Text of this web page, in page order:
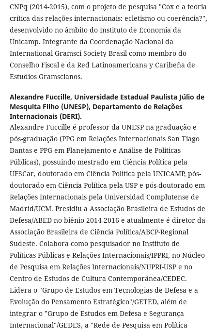
CNPq (2014-2015), com o projeto de pesquisa "Cox e a teoria
crítica das relações internacionais: ecletismo ou coerência?",
desenvolvido no âmbito do Instituto de Economia da
Unicamp. Integrante da Coordenação Nacional da
International Gramsci Society Brasil como membro do
Conselho Fiscal e da Red Latinoamericana y Caribeña de
Estudios Gramscianos.
Alexandre Fuccille, Universidade Estadual Paulista Júlio de
Mesquita Filho (UNESP), Departamento de Relações
Internacionais (DERI).
Alexandre Fuccille é professor da UNESP na graduação e
pós-graduação (PPG em Relações Internacionais San Tiago
Dantas e PPG em Planejamento e Análise de Políticas
Públicas), possuindo mestrado em Ciência Política pela
UFSCar, doutorado em Ciência Política pela UNICAMP, pós-
doutorado em Ciência Política pela USP e pós-doutorado em
Relações Internacionais pela Universidad Complutense de
Madrid/UCM. Presidiu a Associação Brasileira de Estudos de
Defesa/ABED no biênio 2014-2016 e atualmente é diretor da
Associação Brasileira de Ciência Política/ABCP-Regional
Sudeste. Colabora como pesquisador no Instituto de
Políticas Públicas e Relações Internacionais/IPPRI, no Núcleo
de Pesquisa em Relações Internacionais/NUPRI-USP e no
Centro de Estudos de Cultura Contemporânea/CEDEC.
Lidera o "Grupo de Estudos em Tecnologias de Defesa e a
Evolução do Pensamento Estratégico"/GETED, além de
integrar o "Grupo de Estudos em Defesa e Segurança
Internacional"/GEDES, a "Rede de Pesquisa em Política